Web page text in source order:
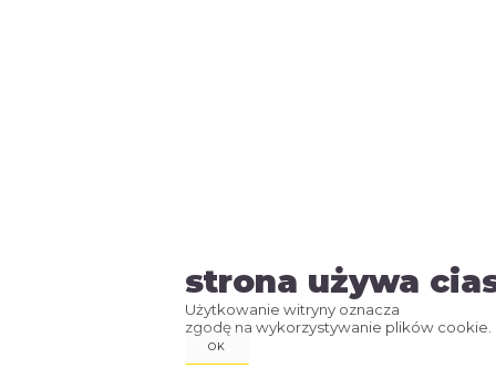
strona używa
Użytkowanie witryny oznacza
zgodę na wykorzystywanie plików cookie.
OK